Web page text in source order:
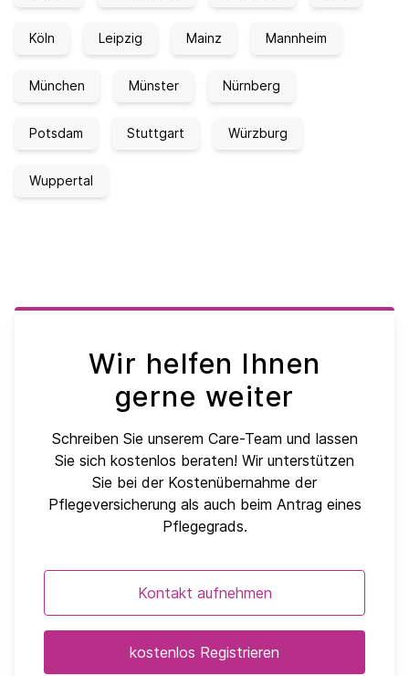
Köln Leipzig Mainz Mannheim
München Münster Nürnberg
Potsdam Stuttgart Würzburg
Wuppertal
Wir helfen Ihnen
gerne weiter
Schreiben Sie unserem Care-Team und lassen
Sie sich kostenlos beraten! Wir unterstützen
Sie bei der Kostenübernahme der
Pflegeversicherung als auch beim Antrag eines
Pflegegrads.
Kontakt aufnehmen
kostenlos Registrieren